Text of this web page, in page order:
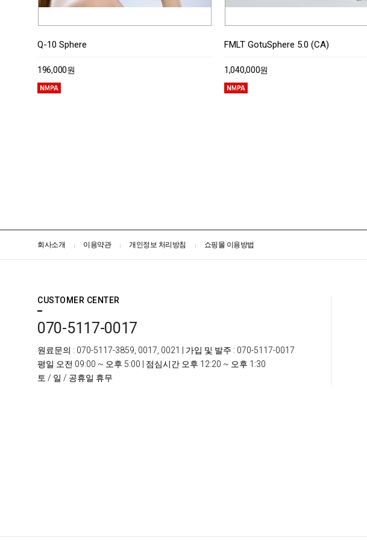
Q-10 Sphere
196,000원
FMLT GotuSphere 5.0 (CA)
1,040,000원
회사소개 이용약관 개인정보 처리방침 쇼핑몰 이용방법
CUSTOMER CENTER
070-5117-0017
원료문의 : 070-5117-3859, 0017, 0021 | 가입 및 발주 : 070-5117-0017
평일 오전 09:00 ~ 오후 5:00 | 점심시간 오후 12:20 ~ 오후 1:30
토 / 일 / 공휴일 휴무